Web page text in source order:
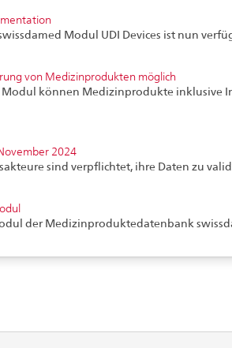
Modul UDI Devices ist nun
von Medizinprodukten möglich
Modul können Medizinprodukte inklusive
2024
sind verpflichtet, ihre Daten zu
der Medizinproduktedatenbank